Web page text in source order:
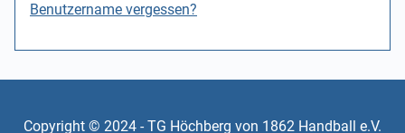
Benutzername vergessen?
Copyright © 2024 - TG Höchberg von 1862 Handball e.V.